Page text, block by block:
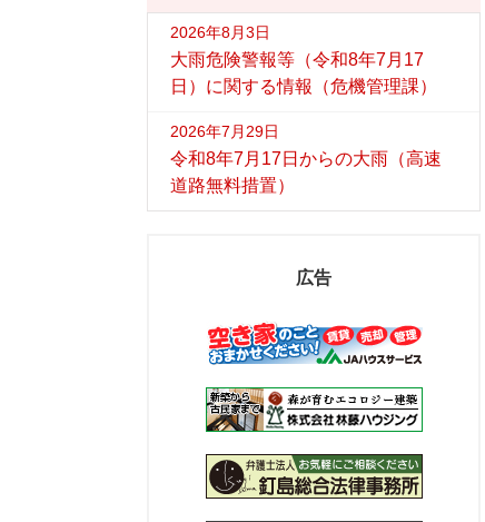
2026年8月3日
大雨危険警報等（令和8年7月17
日）に関する情報（危機管理課）
2026年7月29日
令和8年7月17日からの大雨（高速
道路無料措置）
広告